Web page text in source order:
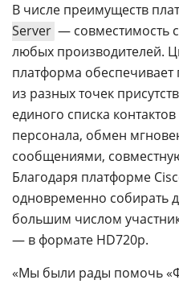
В числе преимуществ
Server — совместимость
любых производителей.
платформа
из разных точек
единого списка
персонала, обмен
сообщениями,
Благодаря платформе
одновременно собирать
большим числом
— в формате HD720p.
«Мы были рады помочь